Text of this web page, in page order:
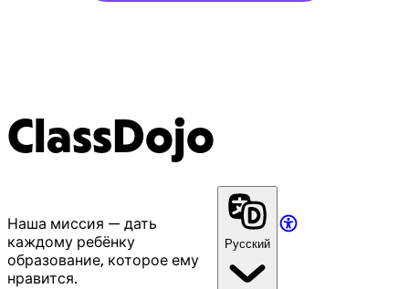
ClassDojo
Наша миссия — дать
каждому ребёнку
образование, которое ему
нравится.
Русский